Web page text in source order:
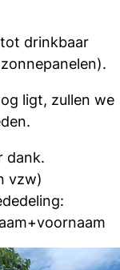
drinkbaar
ligt, zullen we
dank.
vzw)